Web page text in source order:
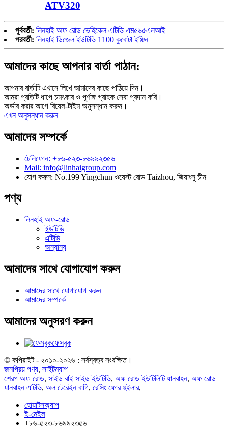
ATV320
পূর্ববর্তী: লিনহাই অফ রোড ভেহিকেল এটিভি এম৫৬৫এলআই
পরবর্তী: লিনহাই ডিজেল ইউটিভি 1100 কুবোটা ইঞ্জিন
আমাদের কাছে আপনার বার্তা পাঠান:
আপনার বার্তাটি এখানে লিখে আমাদের কাছে পাঠিয়ে দিন।
আমরা প্রতিটি ধাপে চমৎকার ও পূর্ণাঙ্গ গ্রাহক সেবা প্রদান করি।
অর্ডার করার আগে রিয়েল-টাইম অনুসন্ধান করুন।
এখন অনুসন্ধান করুন
আমাদের সম্পর্কে
টেলিফোন: +৮৬-৫২৩-৮৬৯৯২৩৫৬
Mail: info@linhaigroup.com
যোগ করুন: No.199 Yingchun ওয়েস্ট রোড Taizhou, জিয়াংসু চীন
পণ্য
লিনহাই অফ-রোড
ইউটিভি
এটিভি
অন্যান্য
আমাদের সাথে যোগাযোগ করুন
আমাদের সাথে যোগাযোগ করুন
আমাদের সম্পর্কে
আমাদের অনুসরণ করুন
ফেসবুক
© কপিরাইট - ২০১০-২০২৬ : সর্বস্বত্ব সংরক্ষিত।
জনপ্রিয় পণ্য, সাইটম্যাপ
শেরপ অফ রোড, সাইড বাই সাইড ইউটিভি, অফ রোড ইউটিলিটি যানবাহন, অফ রোড
যানবাহন এটিভি, অল টেরেইন বাগি, রেসিং ফোর হুইলার,
হোয়াটসঅ্যাপ
ই-মেইল
+৮৬-৫২৩-৮৬৯৯২৩৫৬